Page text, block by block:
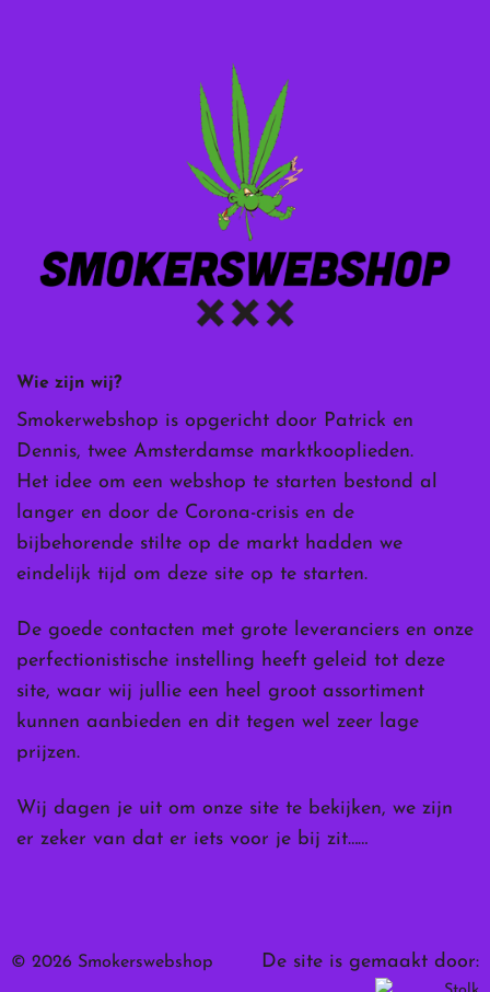
Wie zijn wij?
Smokerwebshop is opgericht door Patrick en
Dennis, twee Amsterdamse marktkooplieden.
Het idee om een webshop te starten bestond al
langer en door de Corona-crisis en de
bijbehorende stilte op de markt hadden we
eindelijk tijd om deze site op te starten.
De goede contacten met grote leveranciers en onze
perfectionistische instelling heeft geleid tot deze
site, waar wij jullie een heel groot assortiment
kunnen aanbieden en dit tegen wel zeer lage
prijzen.
Wij dagen je uit om onze site te bekijken, we zijn
er zeker van dat er iets voor je bij zit……
© 2026 Smokerswebshop De site is gemaakt door: